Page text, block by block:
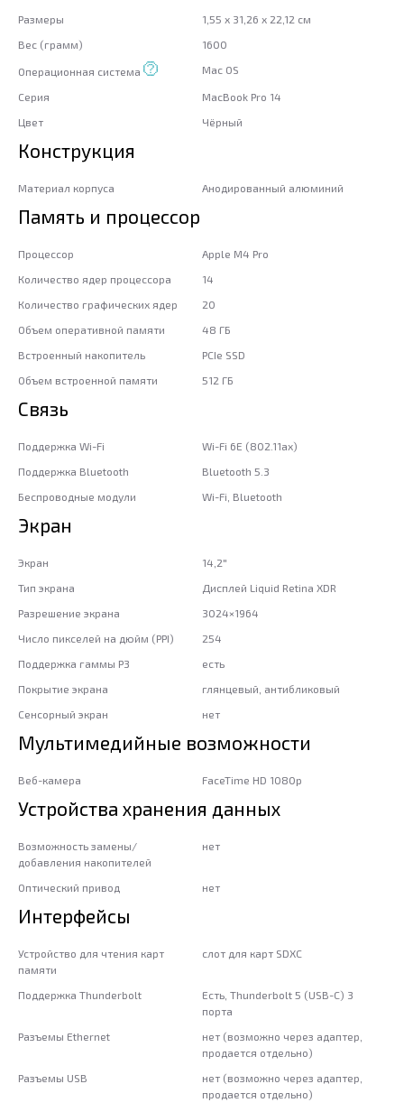
Размеры
1,55 x 31,26 x 22,12 см
Вес (грамм)
1600
Операционная система Mac OS
Серия
MacBook Pro 14
Цвет
Чёрный
Конструкция
Материал корпуса Анодированный алюминий
Память и процессор
Процессор
Apple M4 Pro
Количество ядер процессора
14
Количество графических ядер
20
Объем оперативной памяти
48 ГБ
Встроенный накопитель
PCIe SSD
Объем встроенной памяти
512 ГБ
Связь
Поддержка Wi-Fi
Wi-Fi 6E (802.11ax)
Поддержка Bluetooth
Bluetooth 5.3
Беспроводные модули
Wi-Fi, Bluetooth
Экран
Экран
14,2"
Тип экрана
Дисплей Liquid Retina XDR
Разрешение экрана
3024×1964
Число пикселей на дюйм (PPI)
254
Поддержка гаммы P3
есть
Покрытие экрана
глянцевый, антибликовый
Сенсорный экран
нет
Мультимедийные возможности
Веб-камера FaceTime HD 1080p
Устройства хранения данных
Возможность замены/
добавления накопителей
нет
Оптический привод нет
Интерфейсы
Устройство для чтения карт
памяти
слот для карт SDXC
Поддержка Thunderbolt
Есть, Thunderbolt 5 (USB-C) 3
порта
Разъемы Ethernet
нет (возможно через адаптер,
продается отдельно)
Разъемы USB
нет (возможно через адаптер,
продается отдельно)